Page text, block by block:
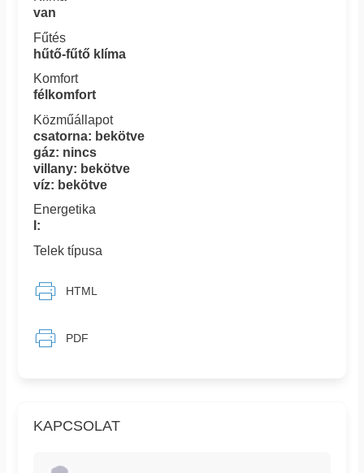
KAPCSOLAT
van
Fűtés
hűtő-fűtő klíma
Komfort
félkomfort
Közműállapot
csatorna: bekötve
gáz: nincs
villany: bekötve
víz: bekötve
Energetika
I:
Telek típusa
HTML
PDF